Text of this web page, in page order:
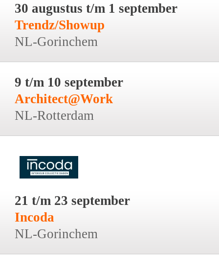
30 augustus t/m 1 september
Trendz/Showup
NL-Gorinchem
9 t/m 10 september
Architect@Work
NL-Rotterdam
21 t/m 23 september
Incoda
NL-Gorinchem